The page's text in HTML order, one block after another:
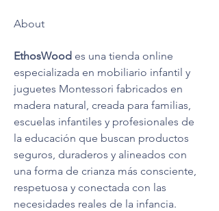
About
EthosWood es una tienda online
especializada en mobiliario infantil y
juguetes Montessori fabricados en
madera natural, creada para familias,
escuelas infantiles y profesionales de
la educación que buscan productos
seguros, duraderos y alineados con
una forma de crianza más consciente,
respetuosa y conectada con las
necesidades reales de la infancia.